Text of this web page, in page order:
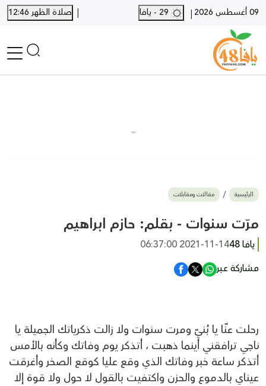
09 أغسطس 2026 |
| صلاة الظهر 12:46
بيع وشراء
أخبار القدس
وفيات
الرئيسية مقالات ومقابلات
مرّت سنوات - بقلم: حازم ابراهيم
يافا 48
2021-11-14 06:37:00
مشاركة عبر
رحلت عنّا يا بُنيّ ومرت سنوات ولا زالت ذكرياتك الجميلة يا
ناجي ترافقني أينما ذهبت ، أتذكر يوم وفاتك وكأنه بالأمس
أتذكر ساعة خبر وفاتك الذي وقع عليا كوقع الصخر وأغرقت
عيناي بالدموع والحزن واكتفيت بالقول لا حول ولا قوة إلا